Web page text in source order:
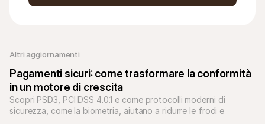
Altri aggiornamenti
Pagamenti sicuri: come trasformare la conformità
in un motore di crescita
Scopri PSD3, PCI DSS 4.0.1 e come protocolli moderni di
sicurezza, come la biometria, aiutano a ridurre le frodi e